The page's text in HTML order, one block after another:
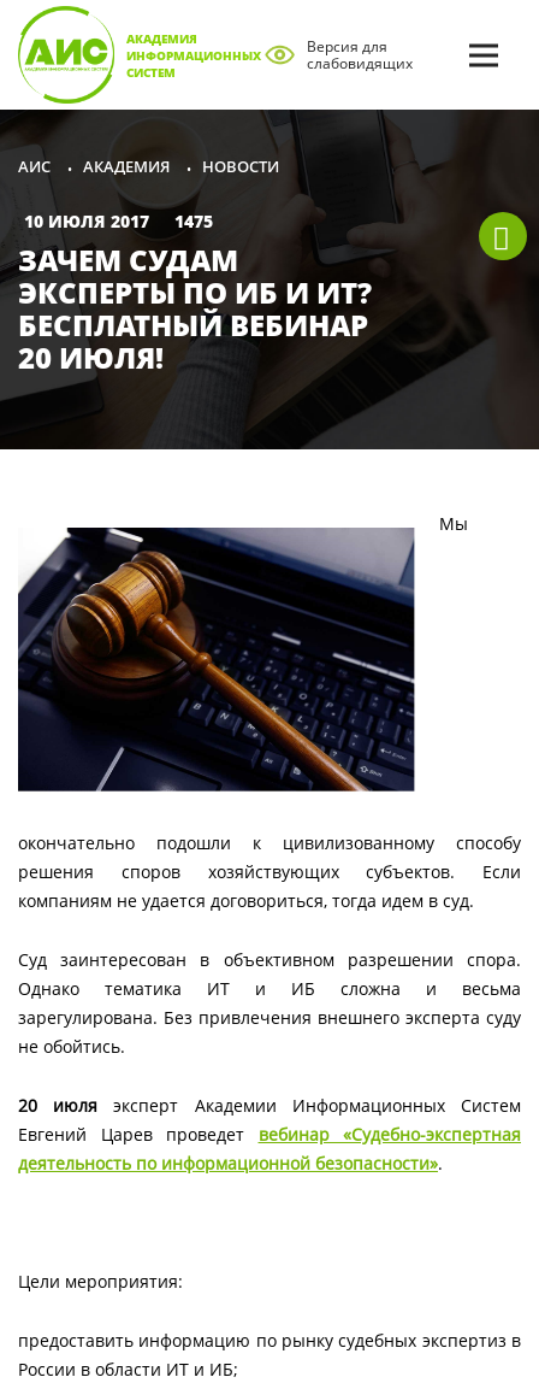
АКАДЕМИЯ
ИНФОРМАЦИОННЫХ
СИСТЕМ
Версия для
слабовидящих
АИС • АКАДЕМИЯ • НОВОСТИ
10 ИЮЛЯ 2017 1475
ЗАЧЕМ СУДАМ
ЭКСПЕРТЫ ПО ИБ И ИТ?
БЕСПЛАТНЫЙ ВЕБИНАР
20 ИЮЛЯ!
Мы
окончательно подошли к цивилизованному способу
решения споров хозяйствующих субъектов. Если
компаниям не удается договориться, тогда идем в суд.
Суд заинтересован в объективном разрешении спора.
Однако тематика ИТ и ИБ сложна и весьма
зарегулирована. Без привлечения внешнего эксперта суду
не обойтись.
20 июля эксперт Академии Информационных Систем
Евгений Царев проведет вебинар «Судебно-экспертная
деятельность по информационной безопасности».
Цели мероприятия:
предоставить информацию по рынку судебных экспертиз в
России в области ИТ и ИБ;